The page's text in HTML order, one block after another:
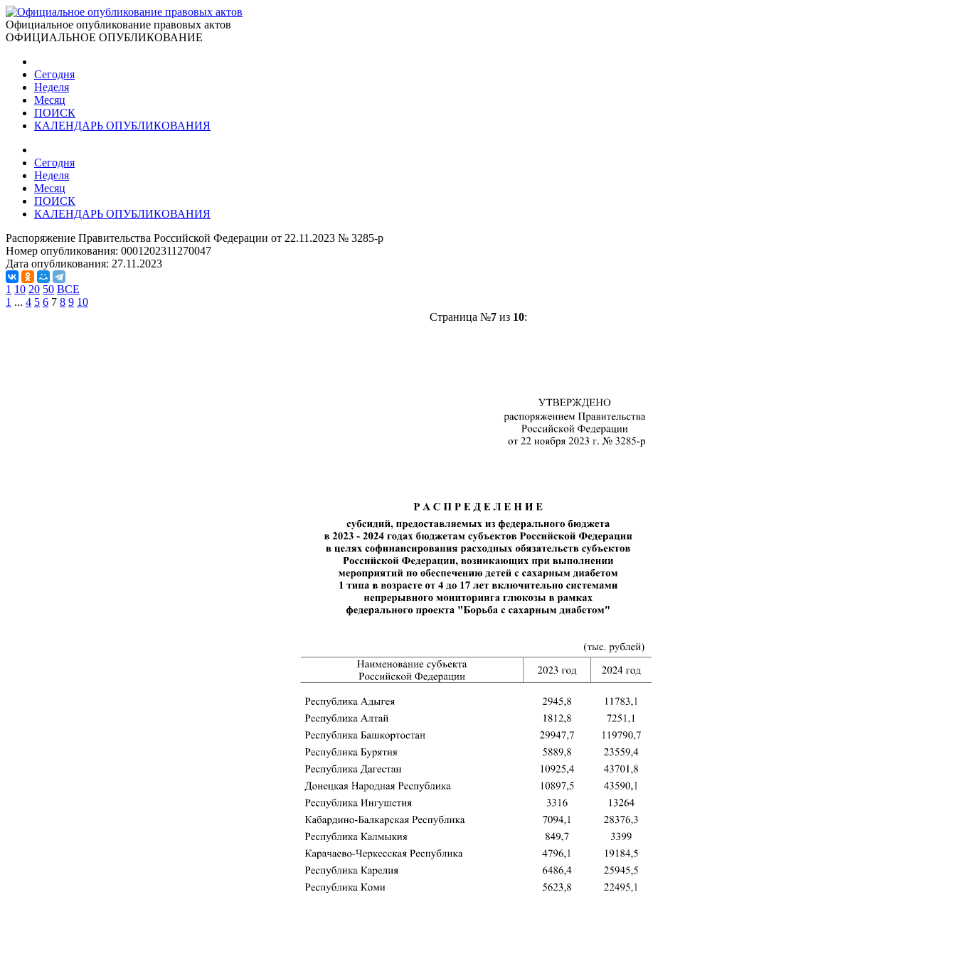
Официальное опубликование правовых актов
ОФИЦИАЛЬНОЕ ОПУБЛИКОВАНИЕ
Сегодня
Неделя
Месяц
ПОИСК
КАЛЕНДАРЬ ОПУБЛИКОВАНИЯ
Сегодня
Неделя
Месяц
ПОИСК
КАЛЕНДАРЬ ОПУБЛИКОВАНИЯ
Распоряжение Правительства Российской Федерации от 22.11.2023 № 3285-р
Номер опубликования: 0001202311270047
Дата опубликования: 27.11.2023
1 10 20 50 ВСЕ
1 ... 4 5 6 7 8 9 10
Страница №7из 10: